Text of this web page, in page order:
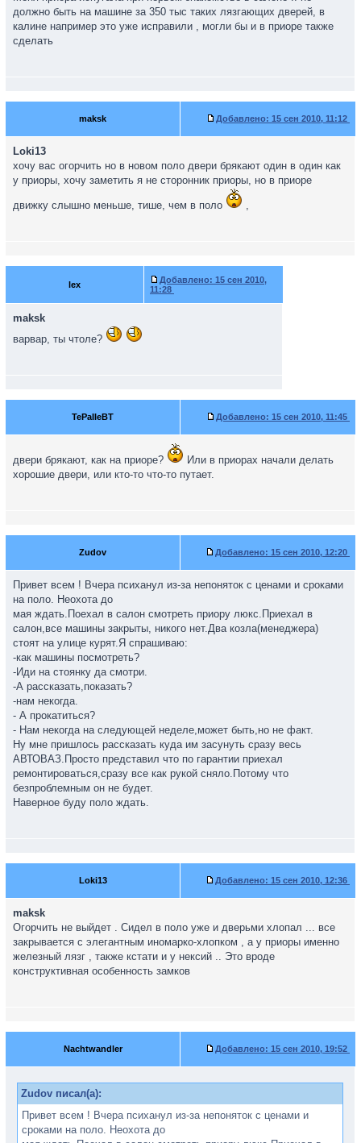
должно быть на машине за 350 тыс таких лязгающих дверей, в
калине например это уже исправили , могли бы и в приоре также
сделать
maksk Добавлено: 15 сен 2010, 11:12
Loki13
хочу вас огорчить но в новом поло двери брякают один в один как
у приоры, хочу заметить я не сторонник приоры, но в приоре
движку слышно меньше, тише, чем в поло ,
lex Добавлено: 15 сен 2010,
11:28
maksk
варвар, ты чтоле?
TePaIIeBT Добавлено: 15 сен 2010, 11:45
двери брякают, как на приоре?
Или в приорах начали делать
хорошие двери, или кто-то что-то путает.
Zudov Добавлено: 15 сен 2010, 12:20
Привет всем ! Вчера психанул из-за непоняток с ценами и сроками
на поло. Неохота до
мая ждать.Поехал в салон смотреть приору люкс.Приехал в
салон,все машины закрыты, никого нет.Два козла(менеджера)
стоят на улице курят.Я спрашиваю:
-как машины посмотреть?
-Иди на стоянку да смотри.
-А рассказать,показать?
-нам некогда.
- А прокатиться?
- Нам некогда на следующей неделе,может быть,но не факт.
Ну мне пришлось рассказать куда им засунуть сразу весь
АВТОВАЗ.Просто представил что по гарантии приехал
ремонтироваться,сразу все как рукой сняло.Потому что
безпроблемным он не будет.
Наверное буду поло ждать.
Loki13 Добавлено: 15 сен 2010, 12:36
maksk
Огорчить не выйдет . Сидел в поло уже и дверьми хлопал ... все
закрывается с элегантным иномарко-хлопком , а у приоры именно
железный лязг , также кстати и у нексий .. Это вроде
конструктивная особенность замков
Nachtwandler Добавлено: 15 сен 2010, 19:52
Zudov писал(а):
Привет всем ! Вчера психанул из-за непоняток с ценами и
сроками на поло. Неохота до